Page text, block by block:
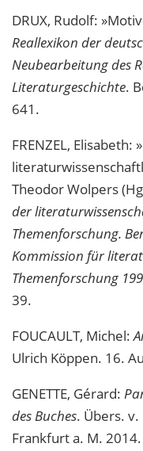
DRUX, Rudolf:
Reallexikon der
Neubearbeitung des
Literaturgeschichte.
641.
FRENZEL,
Theodor Wolpers
der
Themenforschung.
Kommission für
Themenforschung
39.
FOUCAULT, Michel:
Ulrich Köppen. 16.
GENETTE, Gérard:
des Buches. Übers.
Frankfurt a. M. 2014.